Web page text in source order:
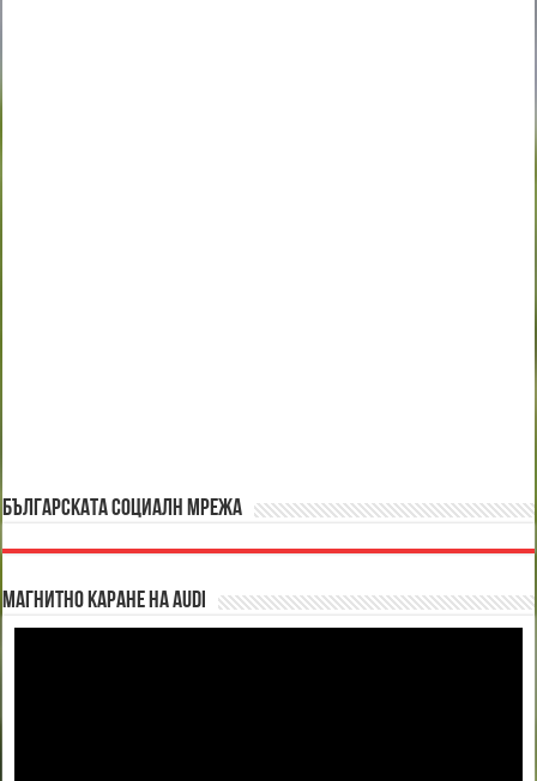
БЪЛГАРСКАТА СОЦИАЛН МРЕЖА
Магнитно каране на Audi